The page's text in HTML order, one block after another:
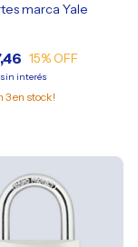
marca Yale
15% OFF
sin interés
3en stock!